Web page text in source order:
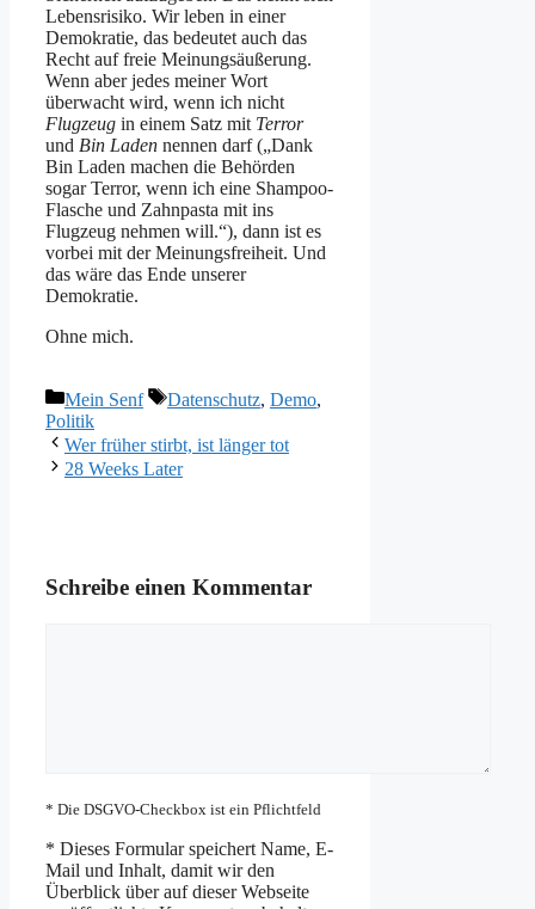
Lebensrisiko. Wir leben in einer
Demokratie, das bedeutet auch das
Recht auf freie Meinungsäußerung.
Wenn aber jedes meiner Wort
überwacht wird, wenn ich nicht
Flugzeug in einem Satz mit Terror
und Bin Laden nennen darf („Dank
Bin Laden machen die Behörden
sogar Terror, wenn ich eine Shampoo-
Flasche und Zahnpasta mit ins
Flugzeug nehmen will.“), dann ist es
vorbei mit der Meinungsfreiheit. Und
das wäre das Ende unserer
Demokratie.
Ohne mich.
Kategorien
Mein Senf Schlagwörter
Datenschutz, Demo,
Politik
Wer früher stirbt, ist länger tot
28 Weeks Later
Schreibe einen Kommentar
* Die DSGVO-Checkbox ist ein Pflichtfeld
* Dieses Formular speichert Name, E-
Mail und Inhalt, damit wir den
Überblick über auf dieser Webseite